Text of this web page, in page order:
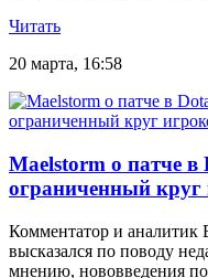
Читать
20 марта, 16:58
Maelstorm о патче в
ограниченный круг
Комментатор и аналитик
высказался по поводу
мнению, нововведения